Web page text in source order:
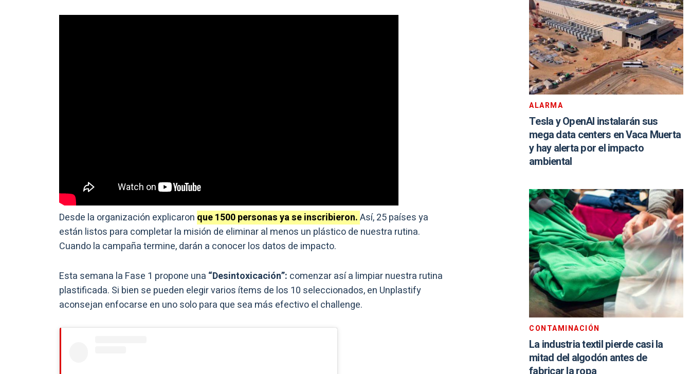
Desde la organización explicaron que 1500 personas ya se inscribieron.Así, 25 países ya
están listos para completar la misión de eliminar al menos un plástico de nuestra rutina.
Cuando la campaña termine, darán a conocer los datos de impacto.
Esta semana la Fase 1 propone una “Desintoxicación”: comenzar así a limpiar nuestra rutina
plastificada. Si bien se pueden elegir varios ítems de los 10 seleccionados, en Unplastify
aconsejan enfocarse en uno solo para que sea más efectivo el challenge.
ALARMA
Tesla y OpenAI instalarán sus
mega data centers en Vaca Muerta
y hay alerta por el impacto
ambiental
CONTAMINACIÓN
La industria textil pierde casi la
mitad del algodón antes de